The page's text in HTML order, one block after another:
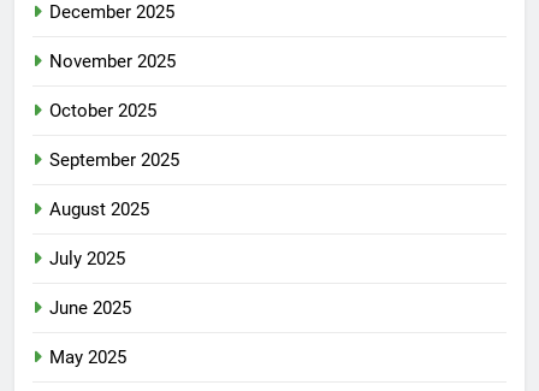
December 2025
November 2025
October 2025
September 2025
August 2025
July 2025
June 2025
May 2025